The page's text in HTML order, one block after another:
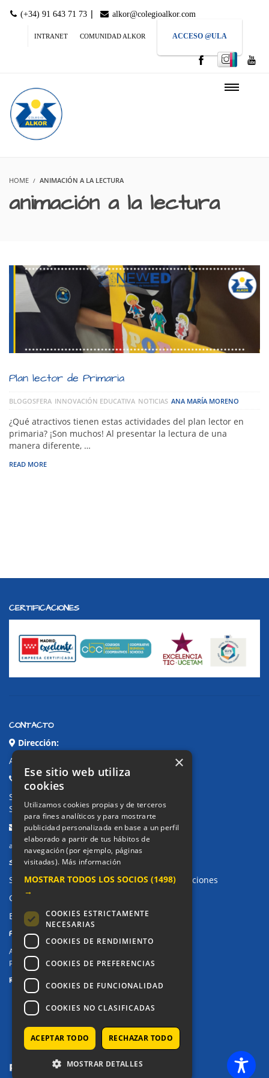
(+34) 91 643 71 73 | alkor@colegioalkor.com
INTRANET COMUNIDAD ALKOR ACCESO @ULA
HOME ANIMACIÓN A LA LECTURA
animación a la lectura
Plan lector de Primaria
BLOGOSFERA INNOVACIÓN EDUCATIVA NOTICIAS ANA MARÍA MORENO
¿Qué atractivos tienen estas actividades del plan lector en
primaria? ¡Son muchos! Al presentar la lectura de una
manera diferente, …
READ MORE
CERTIFICACIONES
CONTACTO
Dirección:
Avda. de Pablo Iglesias, 4. Alcorcón
Teléfonos:
Secretaría Ppal:
Secretaría Infantil:91 643 61 33
Email:
alkor@colegioalkor.com
SUGERENCIAS Y CANAL DE DENUNCIAS
Sugerencias, Quejas, Reclamaciones y Felicitaciones
Canal de denuncias
Buzón denuncia drogas CM
PRIVACIDAD
Aviso legal / Política de privacidad
Política de Cookies
REDES SOCIALES
×
Ese sitio web utiliza
cookies
Utilizamos cookies propias y de terceros
para fines analíticos y para mostrarte
publicidad personalizada en base a un perfil
elaborado a partir de tus hábitos de
navegación (por ejemplo, páginas
visitadas). Más información
MOSTRAR TODOS LOS SOCIOS (1498)
→
COOKIES ESTRICTAMENTE
NECESARIAS
COOKIES DE RENDIMIENTO
COOKIES DE PREFERENCIAS
COOKIES DE FUNCIONALIDAD
COOKIES NO CLASIFICADAS
ACEPTAR TODO RECHAZAR TODO
MOSTRAR DETALLES